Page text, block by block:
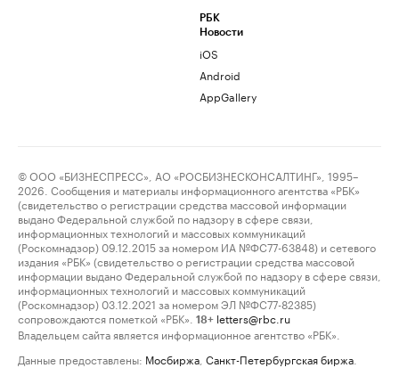
РБК
Новости
iOS
Android
AppGallery
© ООО «БИЗНЕСПРЕСС», АО «РОСБИЗНЕСКОНСАЛТИНГ», 1995–
2026. Сообщения и материалы информационного агентства «РБК»
(свидетельство о регистрации средства массовой информации
выдано Федеральной службой по надзору в сфере связи,
информационных технологий и массовых коммуникаций
(Роскомнадзор) 09.12.2015 за номером ИА №ФС77-63848) и сетевого
издания «РБК» (свидетельство о регистрации средства массовой
информации выдано Федеральной службой по надзору в сфере связи,
информационных технологий и массовых коммуникаций
(Роскомнадзор) 03.12.2021 за номером ЭЛ №ФС77-82385)
сопровождаются пометкой «РБК».
18+ letters@rbc.ru
Владельцем сайта является информационное агентство «РБК».
Данные предоставлены: Мосбиржа Санкт-Петербургская биржа